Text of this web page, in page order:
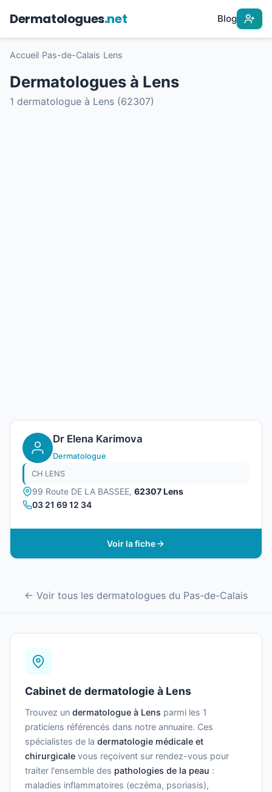
Dermatologues.net Blog
Accueil Pas-de-Calais Lens
Dermatologues à Lens
1 dermatologue à Lens (62307)
Dr Elena Karimova
Dermatologue
CH LENS
99 Route DE LA BASSEE, 62307 Lens
03 21 69 12 34
Voir la fiche
← Voir tous les dermatologues du Pas-de-Calais
Cabinet de dermatologie à Lens
Trouvez un dermatologue à Lens parmi les 1
praticiens référencés dans notre annuaire. Ces
spécialistes de la dermatologie médicale et
chirurgicale vous reçoivent sur rendez-vous pour
traiter l'ensemble des pathologies de la peau :
maladies inflammatoires (eczéma, psoriasis),